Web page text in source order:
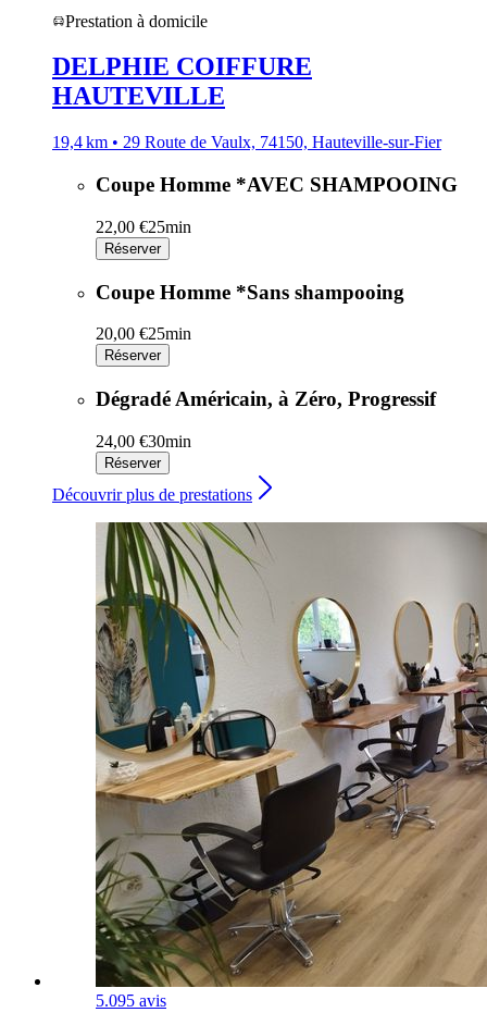
Prestation à domicile
DELPHIE COIFFURE
HAUTEVILLE
19,4 km • 29 Route de Vaulx, 74150, Hauteville-sur-Fier
Coupe Homme *AVEC SHAMPOOING
22,00 €25min
Réserver
Coupe Homme *Sans shampooing
20,00 €25min
Réserver
Dégradé Américain, à Zéro, Progressif
24,00 €30min
Réserver
Découvrir plus de prestations
5.095 avis